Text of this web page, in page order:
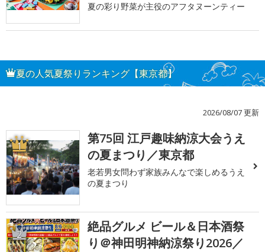
夏の彩り野菜が主役のアフタヌーンティー
夏の人気夏祭りランキング【東京都】
2026/08/07 更新
1
第75回 江戸趣味納涼大会うえ
の夏まつり／東京都
老若男女問わず家族みんなで楽しめるうえ
の夏まつり
2
絶品グルメ ビール＆日本酒祭
り＠神田明神納涼祭り2026／